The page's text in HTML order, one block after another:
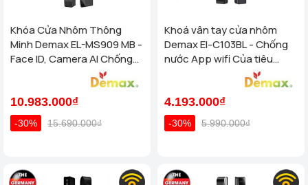
Khóa Cửa Nhôm Thông
Minh Demax EL-MS909 MB -
Face ID, Camera AI Chống
Nước IP66 Cho Cửa Nhôm
10.983.000₫
-30% 15.690.000₫
Khoá vân tay cửa nhôm
Demax El-C103BL - Chống
nước App wifi Của tiêu
4.193.000₫
-30% 5.990.000₫